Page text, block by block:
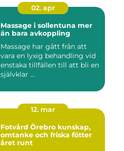
02. apr
Massage i sollentuna mer
än bara avkoppling
Massage har gått från att
vara en lyxig behandling vid
enstaka tillfällen till att bli en
självklar ...
12. mar
Fotvård Örebro kunskap,
omtanke och friska fötter
året runt